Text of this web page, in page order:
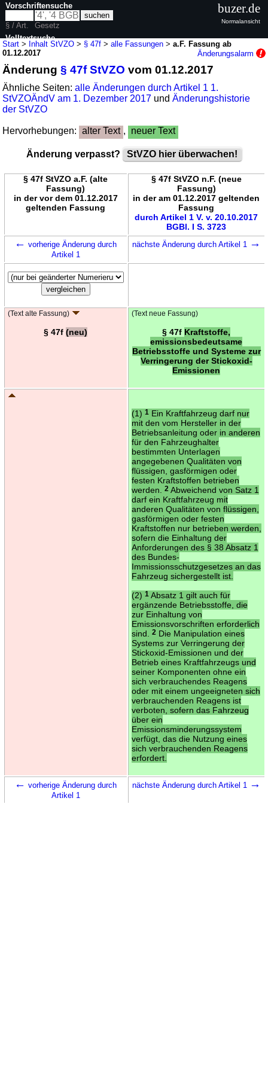
Start > Inhalt StVZO > § 47f >alle Fassungen >a.F. Fassung ab
01.12.2017
Änderungsalarm
Änderung§ 47f StVZO vom 01.12.2017
Ähnliche Seiten:alle Änderungen durch Artikel 1 1.
StVZOÄndV am 1. Dezember 2017 undÄnderungshistorie
der StVZO
Hervorhebungen: alter Text , neuer Text
Änderung verpasst? StVZO hier überwachen!
§ 47f StVZO a.F. (alte
Fassung)
in der vor dem 01.12.2017
geltenden Fassung
§ 47f StVZO n.F. (neue
Fassung)
in der am 01.12.2017 geltenden
Fassung
durch Artikel 1 V. v. 20.10.2017
BGBl. I S. 3723
← vorherige Änderung durch
Artikel 1
nächste Änderung durch Artikel 1 →
(Text alte Fassung)
§ 47f (neu)
(Text neue Fassung)
§ 47f Kraftstoffe,
emissionsbedeutsame
Betriebsstoffe und Systeme zur
Verringerung der Stickoxid-
Emissionen
(1) 1Ein Kraftfahrzeug darf nur
mit den vom Hersteller in der
Betriebsanleitung oder in anderen
für den Fahrzeughalter
bestimmten Unterlagen
angegebenen Qualitäten von
flüssigen, gasförmigen oder
festen Kraftstoffen betrieben
werden.
2Abweichend von Satz 1
darf ein Kraftfahrzeug mit
anderen Qualitäten von flüssigen,
gasförmigen oder festen
Kraftstoffen nur betrieben werden,
sofern die Einhaltung der
Anforderungen des § 38 Absatz 1
des Bundes-
Immissionsschutzgesetzes an das
Fahrzeug sichergestellt ist.
(2) 1Absatz 1 gilt auch für
ergänzende Betriebsstoffe, die
zur Einhaltung von
Emissionsvorschriften erforderlich
sind.
2Die Manipulation eines
Systems zur Verringerung der
Stickoxid-Emissionen und der
Betrieb eines Kraftfahrzeugs und
seiner Komponenten ohne ein
sich verbrauchendes Reagens
oder mit einem ungeeigneten sich
verbrauchenden Reagens ist
verboten, sofern das Fahrzeug
über ein
Emissionsminderungssystem
verfügt, das die Nutzung eines
sich verbrauchenden Reagens
erfordert.
← vorherige Änderung durch
Artikel 1
nächste Änderung durch Artikel 1 →
Vorschriftensuche
§ / Art.
Gesetz
Volltextsuche
buzer.de
Normalansicht